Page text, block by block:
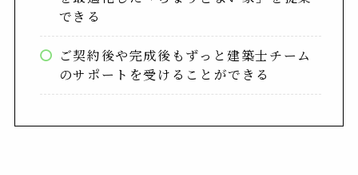
できる
ご契約後や完成後もずっと建築士チーム
のサポートを受けることができる